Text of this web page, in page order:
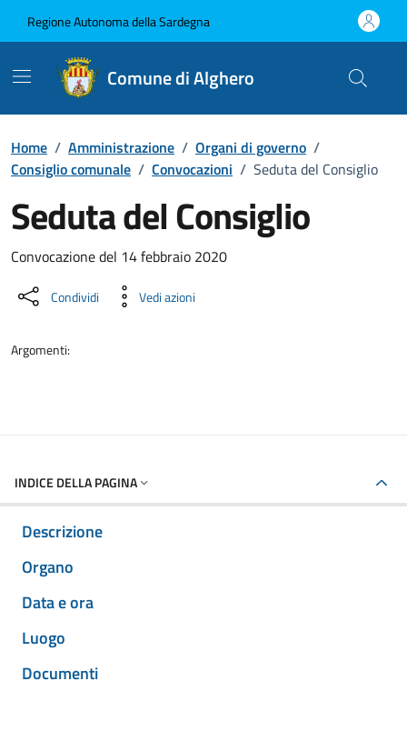
Regione Autonoma della Sardegna
Comune di Alghero
Home / Amministrazione / Organi di governo /
Consiglio comunale / Convocazioni / Seduta del Consiglio
Seduta del Consiglio
???portal.DettaglioConvocazione???
Convocazione del 14 febbraio 2020
Condividi Vedi azioni
Argomenti:
INDICE DELLA PAGINA
Descrizione
Organo
Data e ora
Luogo
Documenti